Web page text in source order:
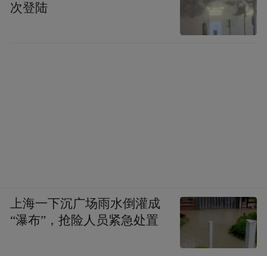
次登陆
上海一下沉广场雨水倒灌成
“瀑布”，抢险人员紧急处置